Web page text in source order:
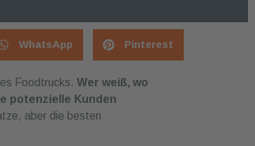
WhatsApp Pinterest
Foodtrucks. Wer weiß, wo
potenzielle Kunden
aber die besten